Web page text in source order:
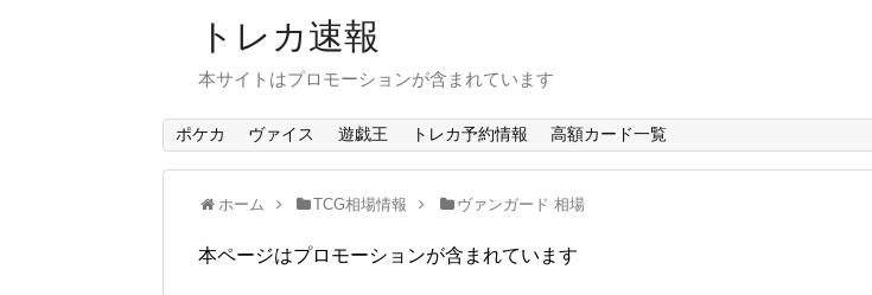
トレカ速報
本サイトはプロモーションが含まれています
ポケカ ヴァイス 遊戯王 トレカ予約情報 高額カード一覧
ホーム TCG相場情報 ヴァンガード 相場
本ページはプロモーションが含まれています